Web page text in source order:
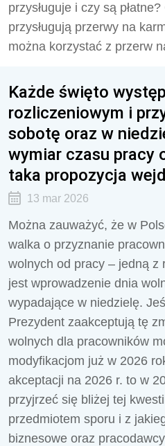
przysługuje i czy są
przysługują przerwy na
można korzystać z przerw
Każde święto
rozliczeniowym i
sobotę oraz w
wymiar czasu pracy
taka propozycja
13 mar 2026
Można zauważyć, że w
walka o przyznanie
wolnych od pracy – jedną z
jest wprowadzenie dnia
wypadające w niedzielę.
Prezydent zaakceptują tę
wolnych dla pracowników
modyfikacjom już w 2026
akceptacji na 2026 r. to w
przyjrzeć się bliżej tej
przedmiotem sporu i z
biznesowe oraz